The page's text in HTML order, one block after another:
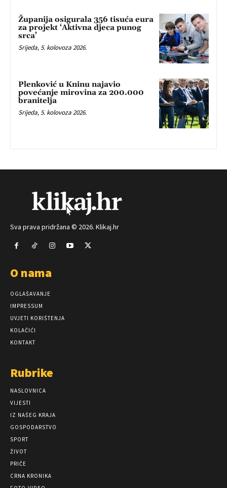
Županija osigurala 356 tisuća eura
za projekt ‘Aktivna djeca punog
srca’
Srijeda, 5. kolovoza 2026.
Plenković u Kninu najavio
povećanje mirovina za 200.000
branitelja
Srijeda, 5. kolovoza 2026.
Sva prava pridržana © 2026. Klikaj.hr
O nama
OGLAŠAVANJE
IMPRESSUM
UVJETI KORIŠTENJA
KOLAČIĆI
KONTAKT
Rubrike
NASLOVNICA
VIJESTI
IZ NAŠEG KRAJA
GOSPODARSTVO
SPORT
ŽIVOT
PRIČE
CRNA KRONIKA